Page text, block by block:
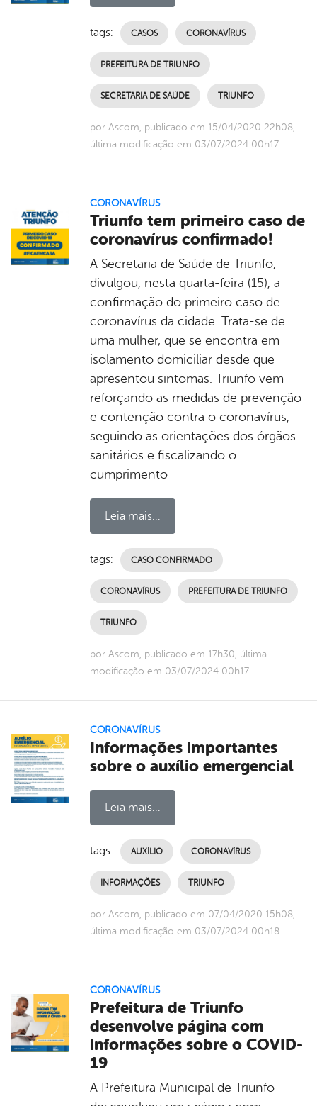
tags: CASOS CORONAVÍRUS
PREFEITURA DE TRIUNFO
SECRETARIA DE SAÚDE TRIUNFO
por Ascom, publicado em 15/04/2020 22h08,
última modificação em 03/07/2024 00h17
CORONAVÍRUS
Triunfo tem primeiro caso de
coronavírus confirmado!
A Secretaria de Saúde de Triunfo,
divulgou, nesta quarta-feira (15), a
confirmação do primeiro caso de
coronavírus da cidade. Trata-se de
uma mulher, que se encontra em
isolamento domiciliar desde que
apresentou sintomas. Triunfo vem
reforçando as medidas de prevenção
e contenção contra o coronavírus,
seguindo as orientações dos órgãos
sanitários e fiscalizando o
cumprimento
Leia mais...
tags: CASO CONFIRMADO
CORONAVÍRUS PREFEITURA DE TRIUNFO
TRIUNFO
por Ascom, publicado em 17h30, última
modificação em 03/07/2024 00h17
CORONAVÍRUS
Informações importantes
sobre o auxílio emergencial
Leia mais...
tags: AUXÍLIO CORONAVÍRUS
INFORMAÇÕES TRIUNFO
por Ascom, publicado em 07/04/2020 15h08,
última modificação em 03/07/2024 00h18
CORONAVÍRUS
Prefeitura de Triunfo
desenvolve página com
informações sobre o COVID-
19
A Prefeitura Municipal de Triunfo